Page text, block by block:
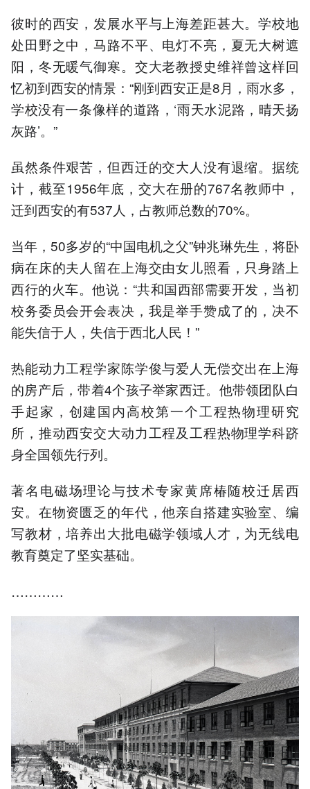
彼时的西安，发展水平与上海差距甚大。学校地
处田野之中，马路不平、电灯不亮，夏无大树遮
阳，冬无暖气御寒。交大老教授史维祥曾这样回
忆初到西安的情景：“刚到西安正是8月，雨水多，
学校没有一条像样的道路，‘雨天水泥路，晴天扬
灰路’。”
虽然条件艰苦，但西迁的交大人没有退缩。据统
计，截至1956年底，交大在册的767名教师中，
迁到西安的有537人，占教师总数的70%。
当年，50多岁的“中国电机之父”钟兆琳先生，将卧
病在床的夫人留在上海交由女儿照看，只身踏上
西行的火车。他说：“共和国西部需要开发，当初
校务委员会开会表决，我是举手赞成了的，决不
能失信于人，失信于西北人民！”
热能动力工程学家陈学俊与爱人无偿交出在上海
的房产后，带着4个孩子举家西迁。他带领团队白
手起家，创建国内高校第一个工程热物理研究
所，推动西安交大动力工程及工程热物理学科跻
身全国领先行列。
著名电磁场理论与技术专家黄席椿随校迁居西
安。在物资匮乏的年代，他亲自搭建实验室、编
写教材，培养出大批电磁学领域人才，为无线电
教育奠定了坚实基础。
…………